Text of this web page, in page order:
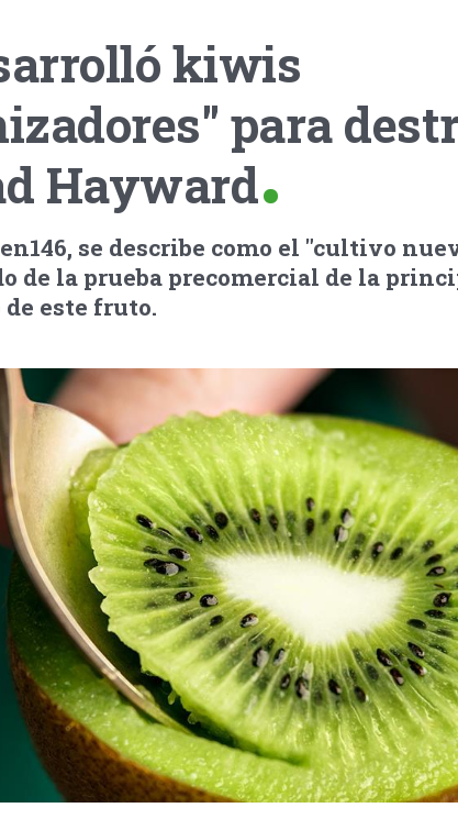
kiwis
para
Hayward
se describe como el "cultivo
de la prueba precomercial de la
este fruto.